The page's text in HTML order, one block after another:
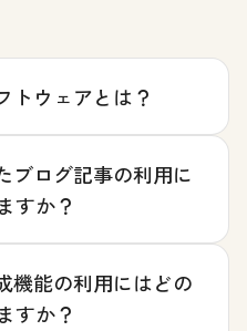
トウェアとは？
ブログ記事の利用に
すか？
機能の利用にはどの
すか？